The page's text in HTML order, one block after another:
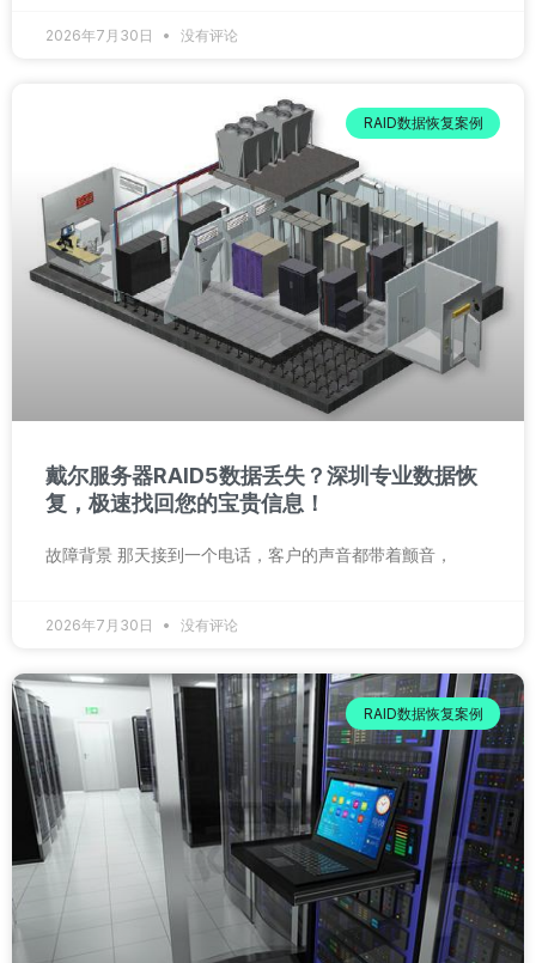
2026年7月30日 没有评论
RAID数据恢复案例
戴尔服务器RAID5数据丢失？深圳专业数据恢
复，极速找回您的宝贵信息！
故障背景 那天接到一个电话，客户的声音都带着颤音，
2026年7月30日 没有评论
RAID数据恢复案例